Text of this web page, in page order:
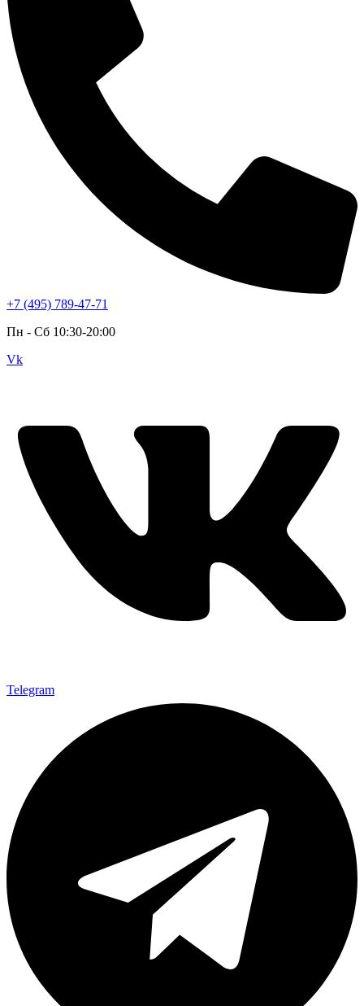
+7 (495) 789-47-71
Пн - Cб 10:30-20:00
Vk
Telegram